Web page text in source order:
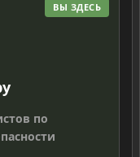
ВЫ ЗДЕСЬ
по